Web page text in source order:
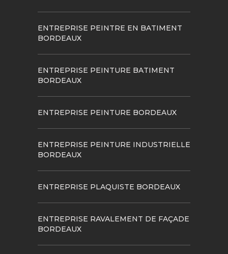
ENTREPRISE PEINTRE EN BATIMENT
BORDEAUX
ENTREPRISE PEINTURE BATIMENT
BORDEAUX
ENTREPRISE PEINTURE BORDEAUX
ENTREPRISE PEINTURE INDUSTRIELLE
BORDEAUX
ENTREPRISE PLAQUISTE BORDEAUX
ENTREPRISE RAVALEMENT DE FAÇADE
BORDEAUX